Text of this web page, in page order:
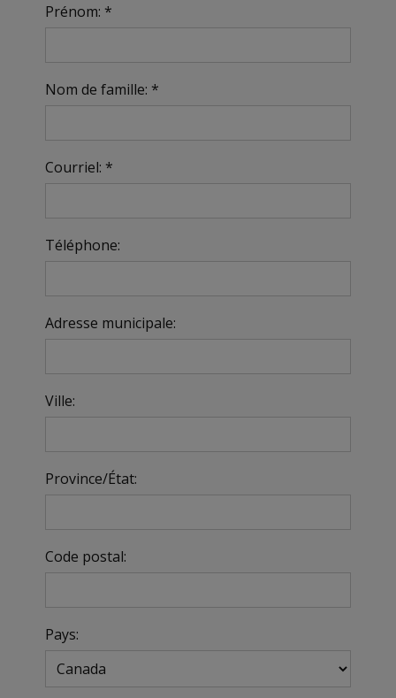
Prénom: *
Nom de famille: *
Courriel: *
Téléphone:
Adresse municipale:
Ville:
Province/État:
Code postal:
Pays: